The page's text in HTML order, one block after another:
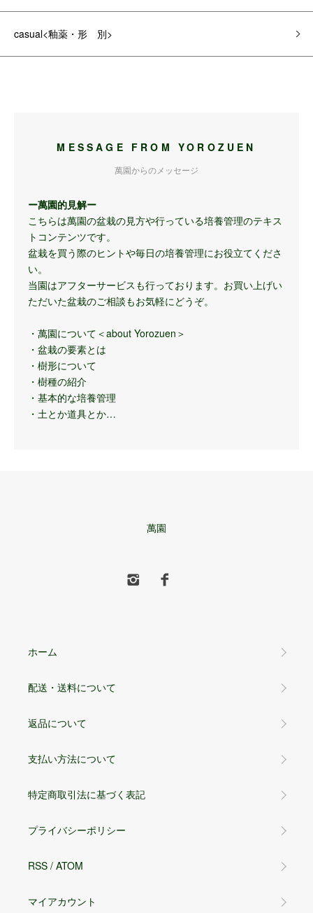
casual<釉薬・形 別>
MESSAGE FROM YOROZUEN
萬園からのメッセージ
ー萬園的見解ー
こちらは萬園の盆栽の見方や行っている培養管理のテキス
トコンテンツです。
盆栽を買う際のヒントや毎日の培養管理にお役立てくださ
い。
当園はアフターサービスも行っております。お買い上げい
ただいた盆栽のご相談もお気軽にどうぞ。
・萬園について＜about Yorozuen＞
・盆栽の要素とは
・樹形について
・樹種の紹介
・基本的な培養管理
・土とか道具とか…
萬園
ホーム
配送・送料について
返品について
支払い方法について
特定商取引法に基づく表記
プライバシーポリシー
RSS / ATOM
マイアカウント